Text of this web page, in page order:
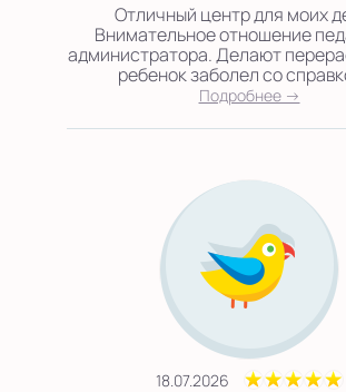
Отличный центр для моих
Внимательное отношение
администратора. Делают
ребенок заболел со
Подробнее →
18.07.2026